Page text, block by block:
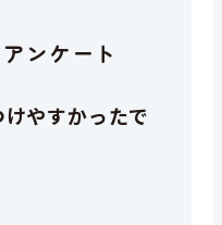
ンケート